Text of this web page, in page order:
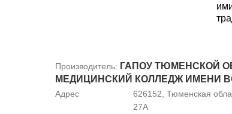
Производитель: ГАПОУ ТЮМЕНСКОЙ
МЕДИЦИНСКИЙ КОЛЛЕДЖ ИМЕНИ
Адрес
626152, Тюменская
27А